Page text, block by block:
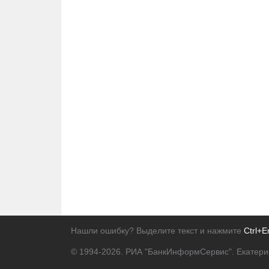
Нашли ошибку? Выделите текст и нажмите
© 1994-2026. РИА "БанкИнформСервис".